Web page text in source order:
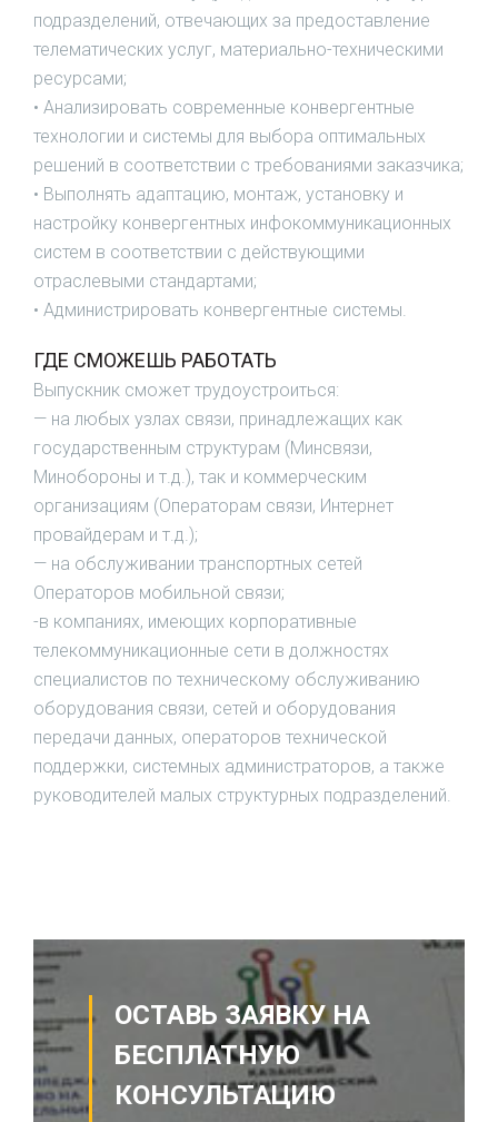
подразделений, отвечающих за предоставление
телематических услуг, материально-техническими
ресурсами;
• Анализировать современные конвергентные
технологии и системы для выбора оптимальных
решений в соответствии с требованиями заказчика;
• Выполнять адаптацию, монтаж, установку и
настройку конвергентных инфокоммуникационных
систем в соответствии с действующими
отраслевыми стандартами;
• Администрировать конвергентные системы.
ГДЕ СМОЖЕШЬ РАБОТАТЬ
Выпускник сможет трудоустроиться:
— на любых узлах связи, принадлежащих как
государственным структурам (Минсвязи,
Минобороны и т.д.), так и коммерческим
организациям (Операторам связи, Интернет
провайдерам и т.д.);
— на обслуживании транспортных сетей
Операторов мобильной связи;
-в компаниях, имеющих корпоративные
телекоммуникационные сети в должностях
специалистов по техническому обслуживанию
оборудования связи, сетей и оборудования
передачи данных, операторов технической
поддержки, системных администраторов, а также
руководителей малых структурных подразделений.
ОСТАВЬ ЗАЯВКУ НА
БЕСПЛАТНУЮ
КОНСУЛЬТАЦИЮ